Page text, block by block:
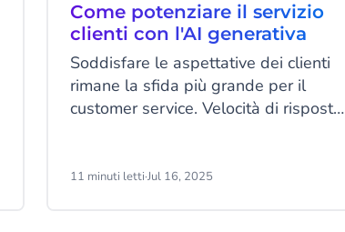
Come potenziare il servizio
clienti con l'AI generativa
Soddisfare le aspettative dei clienti
rimane la sfida più grande per il
customer service. Velocità di risposta,
importanti per raggiungere questo
11 minuti letti·Jul 16, 2025